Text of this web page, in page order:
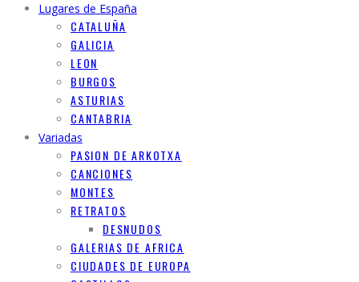
Lugares de España
CATALUÑA
GALICIA
LEON
BURGOS
ASTURIAS
CANTABRIA
Variadas
PASION DE ARKOTXA
CANCIONES
MONTES
RETRATOS
DESNUDOS
GALERIAS DE AFRICA
CIUDADES DE EUROPA